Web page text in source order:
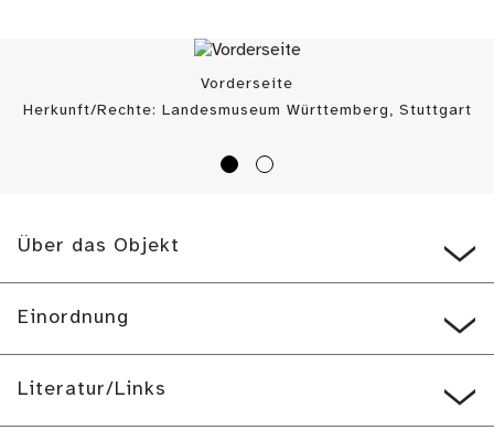
Vorderseite
Herkunft/Rechte: Landesmuseum Württemberg, Stuttgart
Über das Objekt
Einordnung
Literatur/Links